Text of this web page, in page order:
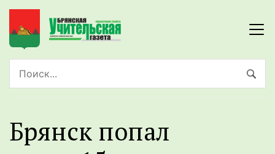
Брянск попал